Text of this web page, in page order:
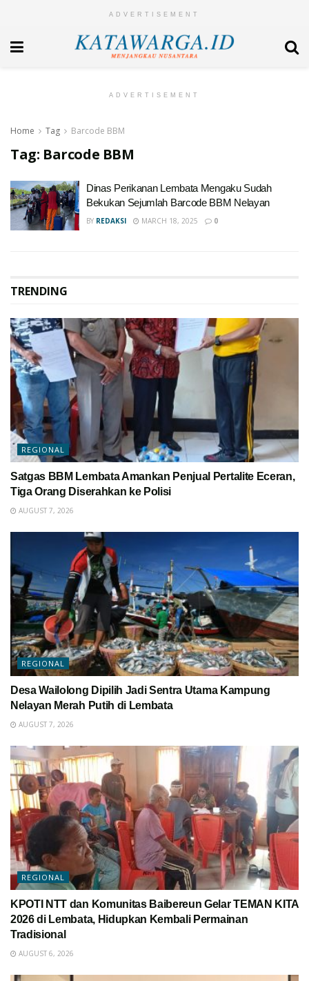
ADVERTISEMENT
ADVERTISEMENT
Home Tag Barcode BBM
Tag: Barcode BBM
Dinas Perikanan Lembata Mengaku Sudah
Bekukan Sejumlah Barcode BBM Nelayan
BY REDAKSI MARCH 18, 2025 0
TRENDING
REGIONAL
Satgas BBM Lembata Amankan Penjual Pertalite Eceran,
Tiga Orang Diserahkan ke Polisi
AUGUST 7, 2026
REGIONAL
Desa Wailolong Dipilih Jadi Sentra Utama Kampung
Nelayan Merah Putih di Lembata
AUGUST 7, 2026
REGIONAL
KPOTI NTT dan Komunitas Baibereun Gelar TEMAN KITA
2026 di Lembata, Hidupkan Kembali Permainan
Tradisional
AUGUST 6, 2026